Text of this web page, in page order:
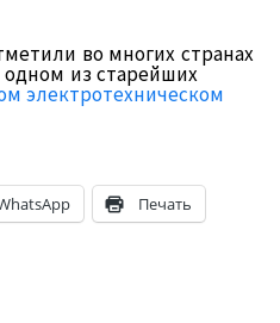
во многих странах
из старейших
электротехническом
Печать